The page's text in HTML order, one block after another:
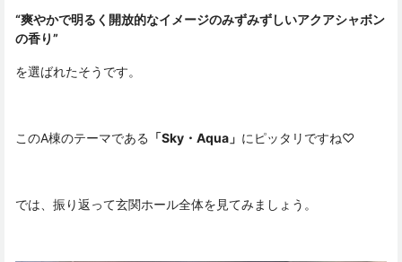
“爽やかで明るく開放的なイメージのみずみずしいアクアシャボン
の香り”
を選ばれたそうです。
このA棟のテーマである 「Sky・Aqua」 にピッタリですね♡
では、振り返って玄関ホール全体を見てみましょう。